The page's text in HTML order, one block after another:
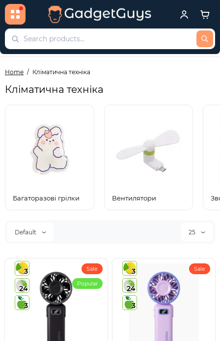
Home Кліматична техніка
Кліматична техніка
Багаторазові грілки Вентилятори
Default 25
3
24
3
Sale
Popular
3
24
3
Sale